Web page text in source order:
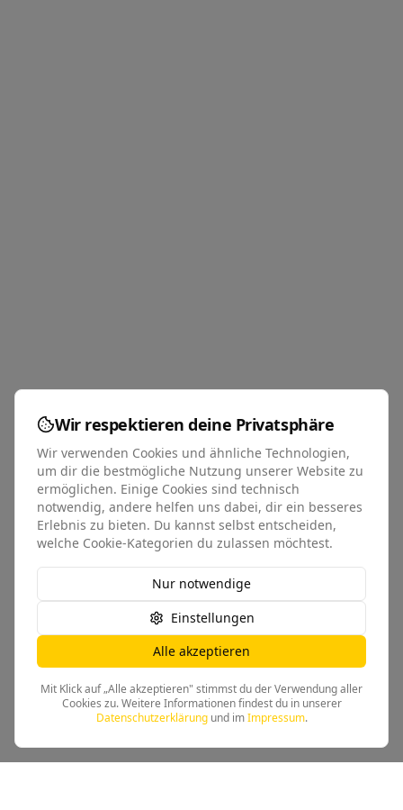
Wir respektieren deine Privatsphäre
Wir verwenden Cookies und ähnliche Technologien,
um dir die bestmögliche Nutzung unserer Website zu
ermöglichen. Einige Cookies sind technisch
notwendig, andere helfen uns dabei, dir ein besseres
Erlebnis zu bieten. Du kannst selbst entscheiden,
welche Cookie-Kategorien du zulassen möchtest.
Nur notwendige
Einstellungen
Alle akzeptieren
Mit Klick auf „Alle akzeptieren" stimmst du der Verwendung aller
Cookies zu. Weitere Informationen findest du in unserer
Datenschutzerklärung und im Impressum.